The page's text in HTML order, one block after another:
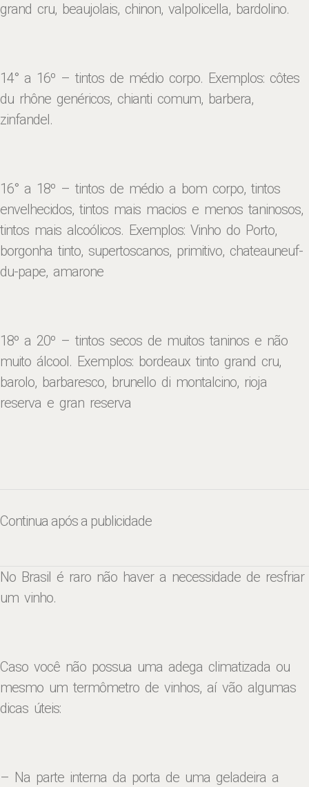
grand cru, beaujolais, chinon, valpolicella, bardolino.
14° a 16º – tintos de médio corpo. Exemplos: côtes
du rhône genéricos, chianti comum, barbera,
zinfandel.
16° a 18º – tintos de médio a bom corpo, tintos
envelhecidos, tintos mais macios e menos taninosos,
tintos mais alcoólicos. Exemplos: Vinho do Porto,
borgonha tinto, supertoscanos, primitivo, chateauneuf-
du-pape, amarone
18º a 20º – tintos secos de muitos taninos e não
muito álcool. Exemplos: bordeaux tinto grand cru,
barolo, barbaresco, brunello di montalcino, rioja
reserva e gran reserva
Continua após a publicidade
No Brasil é raro não haver a necessidade de resfriar
um vinho.
Caso você não possua uma adega climatizada ou
mesmo um termômetro de vinhos, aí vão algumas
dicas úteis:
– Na parte interna da porta de uma geladeira a